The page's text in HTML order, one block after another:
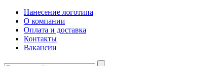
Нанесение логотипа
О компании
Оплата и доставка
Контакты
Вакансии